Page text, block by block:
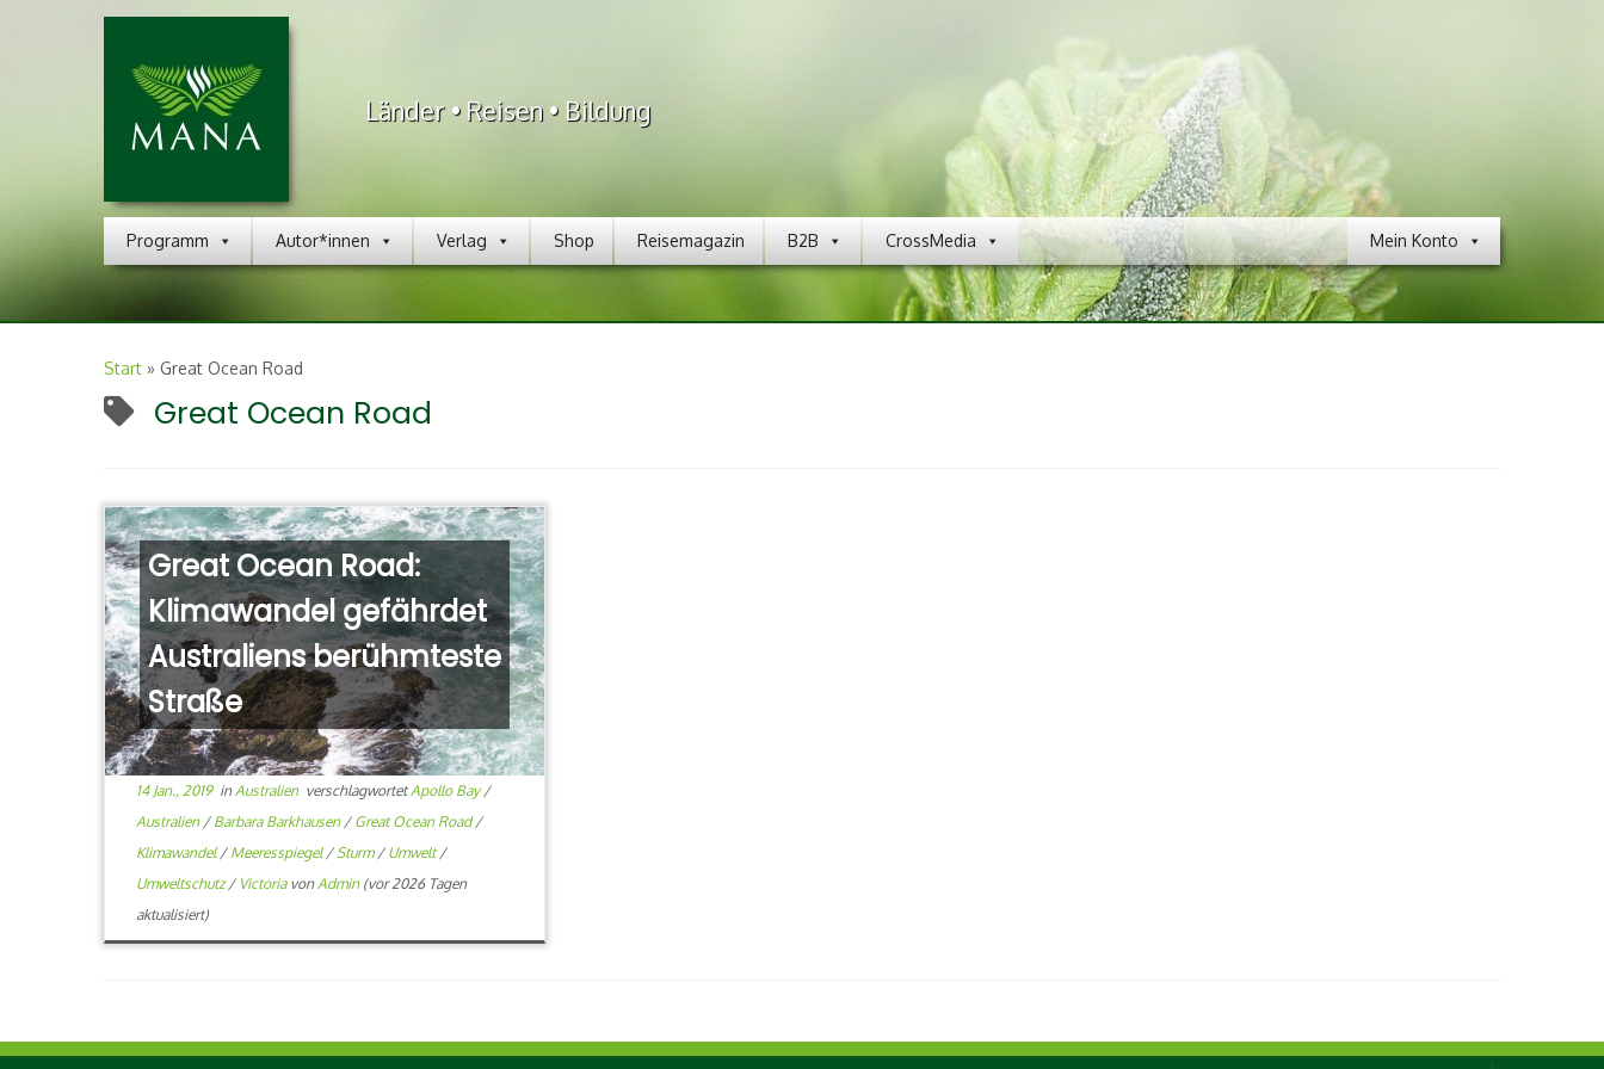
Länder • Reisen • Bildung
Programm Autor*innen Verlag Shop Reisemagazin B2B Mein Konto
CrossMedia
Start » Great Ocean Road
Great Ocean Road
Great Ocean Road:
Klimawandel gefährdet
Australiens berühmteste
Straße
14 Jan., 2019in Australien verschlagwortetApollo Bay/
Australien / Barbara Barkhausen / Great Ocean Road/
Klimawandel / Meeresspiegel / Sturm / Umwelt/
Umweltschutz/ Victoria von Admin(vor 2026 Tagen
aktualisiert)